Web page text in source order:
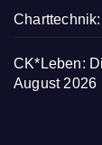
CK*Leben:
August 2026